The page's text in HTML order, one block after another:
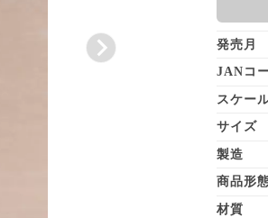
発売月
JANコ
スケー
サイズ
製造
商品形
材質